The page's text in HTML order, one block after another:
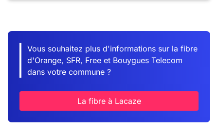
Vous souhaitez plus d'informations sur la fibre
d'Orange, SFR, Free et Bouygues Telecom
dans votre commune ?
La fibre à Lacaze